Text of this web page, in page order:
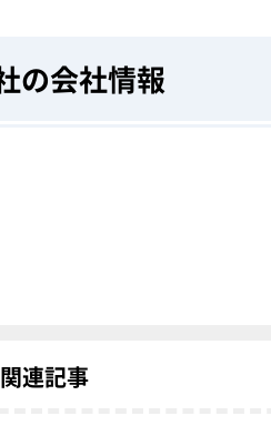
の会社情報
連記事